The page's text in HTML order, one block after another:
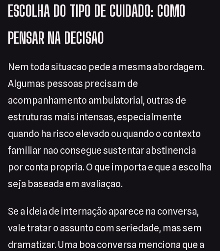
ESCOLHA DO TIPO DE CUIDADO: COMO
PENSAR NA DECISAO
Nem toda situacao pede a mesma abordagem.
Algumas pessoas precisam de
acompanhamento ambulatorial, outras de
estruturas mais intensas, especialmente
quando ha risco elevado ou quando o contexto
familiar nao consegue sustentar abstinencia
por conta propria. O que importa e que a escolha
seja baseada em avaliaçao.
Se a ideia de internação aparece na conversa,
vale tratar o assunto com seriedade, mas sem
dramatizar. Uma boa conversa menciona que a